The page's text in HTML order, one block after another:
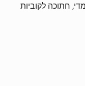
חתוכה לקוביות